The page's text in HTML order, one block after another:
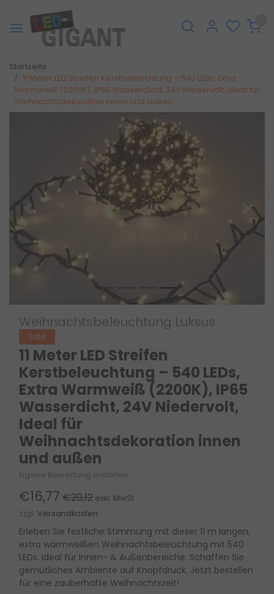
Startseite
11 Meter LED Streifen Kerstbeleuchtung – 540 LEDs, Extra
Warmweiß (2200K), IP65 Wasserdicht, 24V Niedervolt, Ideal für
Weihnachtsdekoration innen und außen
Zurück
Weihnachtsbeleuchtung Luksus
Sale
11 Meter LED Streifen
Kerstbeleuchtung – 540 LEDs,
Extra Warmweiß (2200K), IP65
Wasserdicht, 24V Niedervolt,
Ideal für
Weihnachtsdekoration innen
und außen
Eigene Bewertung erstellen
€16,77 €20,12 exkl. MwSt.
zzgl. Versandkosten
Erleben Sie festliche Stimmung mit dieser 11 m langen,
extra warmweißen Weihnachtsbeleuchtung mit 540
LEDs. Ideal für Innen- & Außenbereiche. Schaffen Sie
gemütliches Ambiente auf Knopfdruck. Jetzt bestellen
für eine zauberhafte Weihnachtszeit!